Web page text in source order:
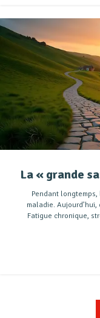
La « grande
Pendant
maladie.
Fatigue chronique,